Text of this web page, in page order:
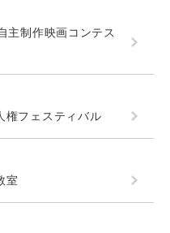
制作映画コンテス
フェスティバル
室